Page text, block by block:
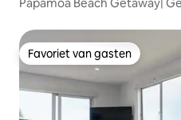
Favoriet van gasten
Favoriet van gasten